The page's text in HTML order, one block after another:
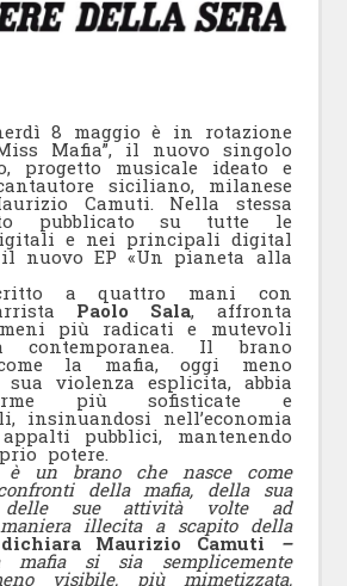
8 maggio è in rotazione
Mafia”, il nuovo singolo
progetto musicale ideato e
siciliano, milanese
Camuti. Nella stessa
pubblicato su tutte le
e nei principali digital
nuovo EP «Un pianeta alla
a quattro mani con
Paolo Sala, affronta
più radicati e mutevoli
contemporanea. Il brano
la mafia, oggi meno
violenza esplicita, abbia
più sofisticate e
insinuandosi nell’economia
pubblici, mantenendo
potere.
è un brano che nasce come
della mafia, della sua
sue attività volte ad
illecita a scapito della
Maurizio Camuti –
si sia semplicemente
visibile, più mimetizzata,